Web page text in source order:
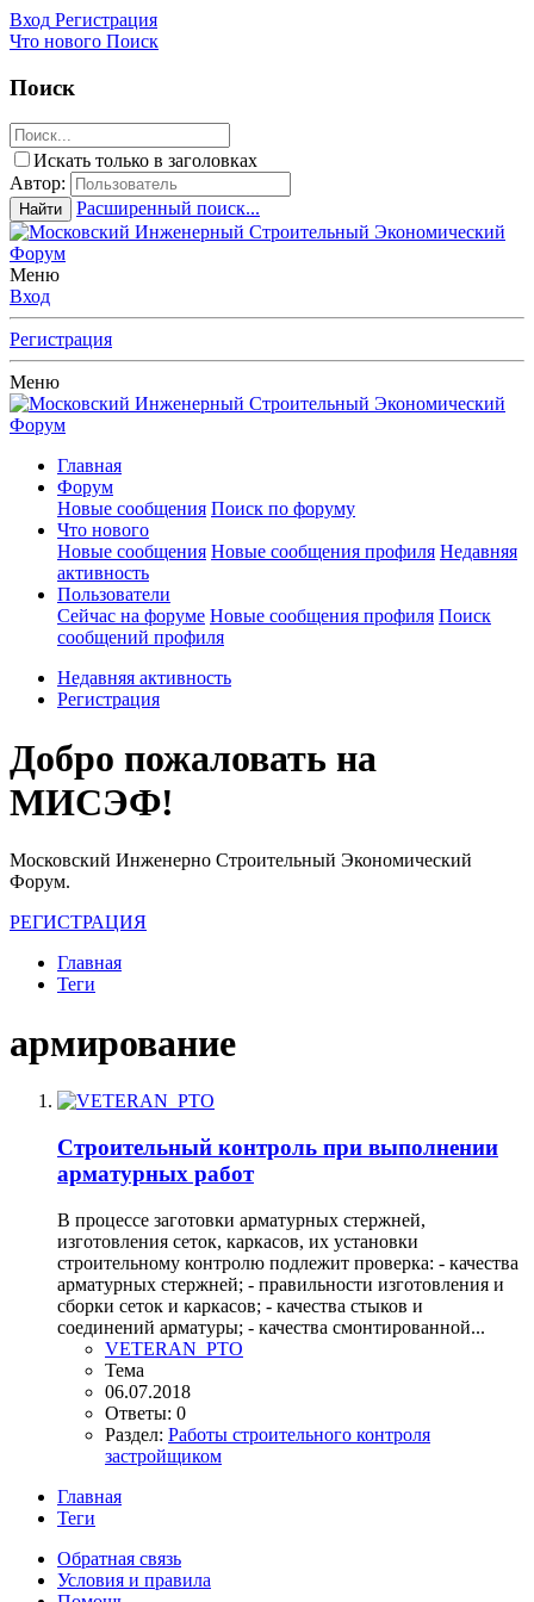
Вход Регистрация
Что нового Поиск
Поиск
Искать только в заголовках
Автор:
Найти Расширенный поиск...
Меню
Вход
Регистрация
Меню
Главная
Форум
Новые сообщения Поиск по форуму
Что нового
Новые сообщения Новые сообщения профиля Недавняя
активность
Пользователи
Сейчас на форуме Новые сообщения профиля Поиск
сообщений профиля
Недавняя активность
Регистрация
Добро пожаловать на
МИСЭФ!
Московский Инженерно Строительный Экономический
Форум.
РЕГИСТРАЦИЯ
Главная
Теги
армирование
Строительный контроль при выполнении
арматурных работ
В процессе заготовки арматурных стержней,
изготовления сеток, каркасов, их установки
строительному контролю подлежит проверка: - качества
арматурных стержней; - правильности изготовления и
сборки сеток и каркасов; - качества стыков и
соединений арматуры; - качества смонтированной...
VETERAN_PTO
Тема
06.07.2018
Ответы: 0
Раздел: Работы строительного контроля
застройщиком
Главная
Теги
Обратная связь
Условия и правила